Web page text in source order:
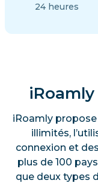
24 heures
iRoamly
illimités,
connexion et
plus de 100
que deux types